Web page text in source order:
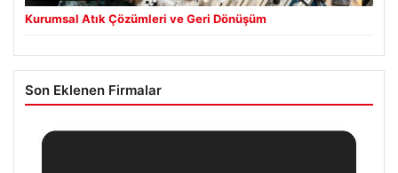
Kurumsal Atık Çözümleri ve Geri Dönüşüm
Son Eklenen Firmalar